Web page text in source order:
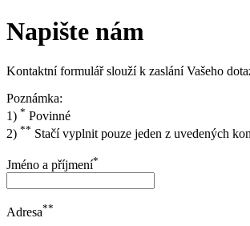
Napište nám
Kontaktní formulář slouží k zaslání Vašeho
Poznámka:
1) * Povinné
2) ** Stačí vyplnit pouze jeden z uvedených
Jméno a příjmení*
Adresa**